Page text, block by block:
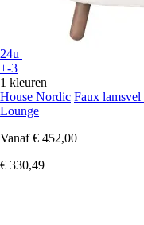
24u
+-3
1 kleuren
House Nordic Faux lamsvel
Lounge
Vanaf € 452,00
€ 330,49